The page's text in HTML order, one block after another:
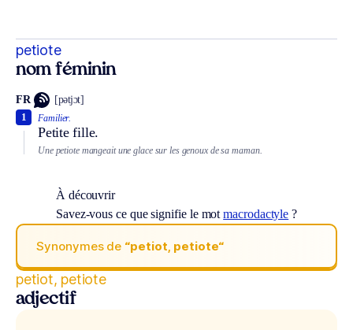
petiote
nom féminin
FR [pətjɔt]
Familier.
Petite fille.
1
Une petiote mangeait une glace sur les genoux de sa maman.
À découvrir
Savez-vous ce que signifie le motmacrodactyle ?
Synonymes de “petiot, petiote“
petiot, petiote
adjectif